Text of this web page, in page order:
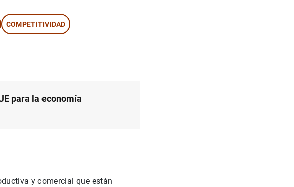
COMPETITIVIDAD
para la economía
y comercial que están